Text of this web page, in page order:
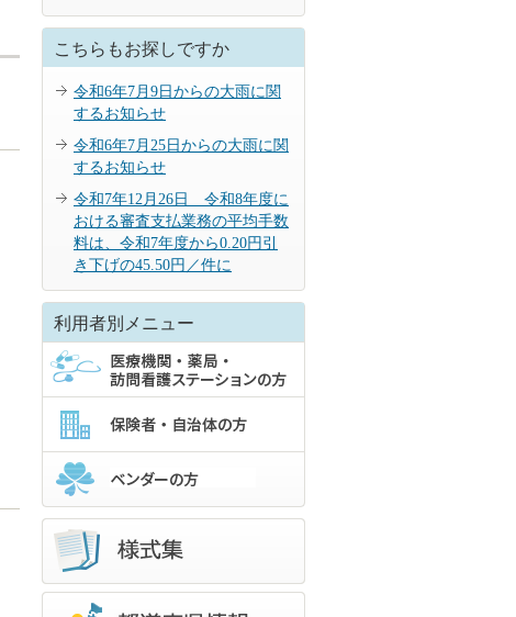
こちらもお探しですか
令和6年7月9日からの大雨に関
するお知らせ
令和6年7月25日からの大雨に関
するお知らせ
令和7年12月26日 令和8年度に
おける審査支払業務の平均手数
料は、令和7年度から0.20円引
き下げの45.50円／件に
利用者別メニュー